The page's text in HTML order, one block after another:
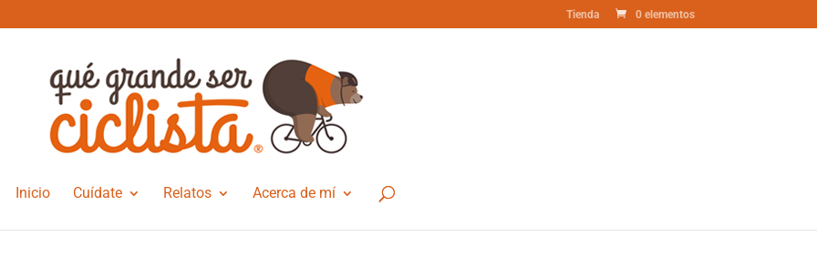
Tienda 0 elementos
Inicio Cuídate Relatos Acerca de mí